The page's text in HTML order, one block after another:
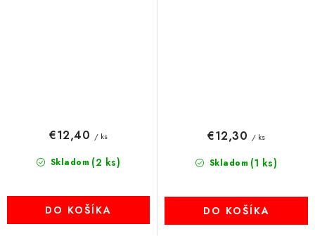
Skladom (2 ks)
€12,40 / ks
DO KOŠÍKA
Skladom (1 ks)
€12,30 / ks
DO KOŠÍKA